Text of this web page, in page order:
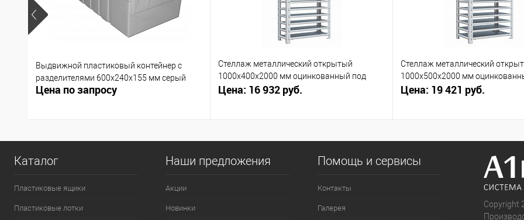
Выдвижной пластиковый контейнер с
разделителями 600х240х155 мм серый
Цена по запросу
Стеллаж металлический открытый
1000х400х2000 мм оцинкованный под
заказ
Цена: 16 932 руб.
Стеллаж металлический
1000х500х2000 мм
заказ
Цена: 19 421 руб.
Каталог
Пластиковые ящики
Пластиковые лотки
Наши предложения
Акции
Новинки
Помощь и сервисы
Контакты
Галерея
Copyright